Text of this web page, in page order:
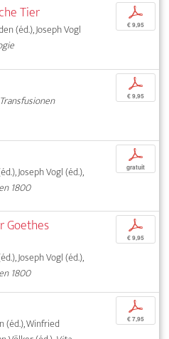
Tier
(éd.), Joseph Vogl
p
€ 9,95
Transfusionen
p
€ 9,95
Joseph Vogl (éd.),
1800
p
gratuit
Goethes
Joseph Vogl (éd.),
1800
p
€ 9,95
(éd.), Winfried
p
€ 7,95